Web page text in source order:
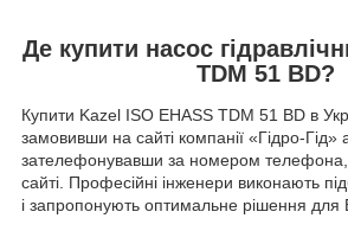
Де купити насос
TDM 51 BD?
Купити Kazel ISO EHASS TDM 51 BD в
замовивши на сайті компанії «Гідро-Гід»
зателефонувавши за номером
сайті. Професійні інженери виконають
і запропонують оптимальне рішення для